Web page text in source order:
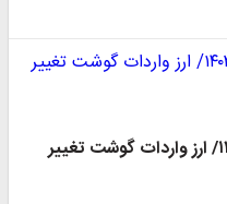
قیمت گوشت قرمز امروز ۲۴ دی ۱۴۰۳/ ارز واردات گوشت تغییر